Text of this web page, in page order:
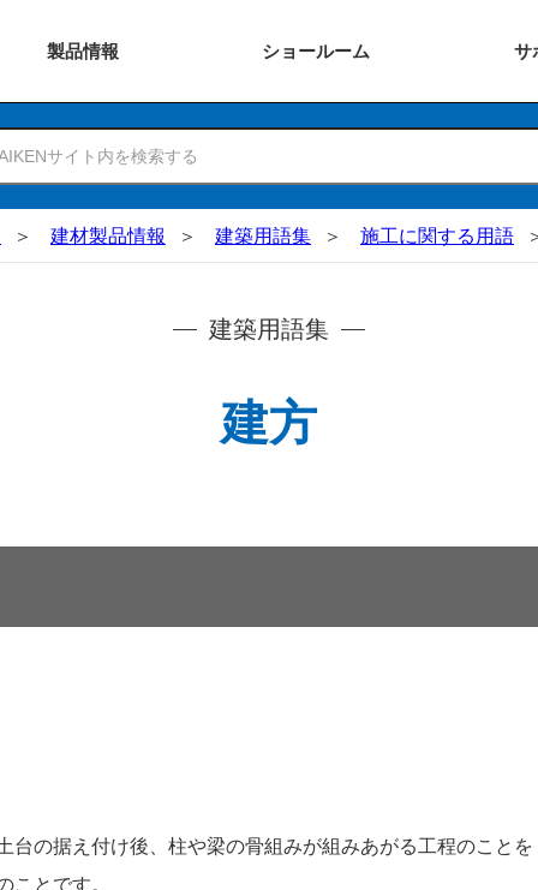
製品情報 ショールーム サ
建材製品情報 建築用語集 施工に関する用語
建築用語集
建方
の据え付け後、柱や梁の骨組みが組みあがる工程のことを
とです。